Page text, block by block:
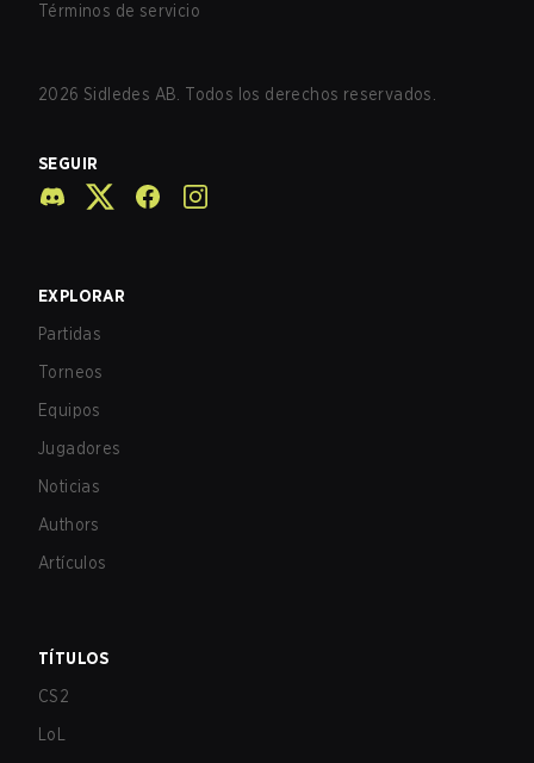
Términos de servicio
2026 Sidledes AB. Todos los derechos reservados.
SEGUIR
EXPLORAR
Partidas
Torneos
Equipos
Jugadores
Noticias
Authors
Artículos
TÍTULOS
CS2
LoL